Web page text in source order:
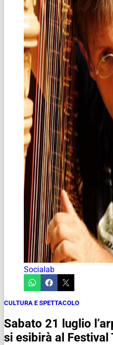
Socialab
CULTURA E SPETTACOLO
Sabato 21 luglio
si esibirà al Festival